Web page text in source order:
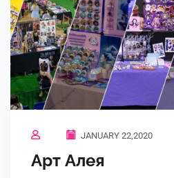
JANUARY 22,2020
Арт Алея